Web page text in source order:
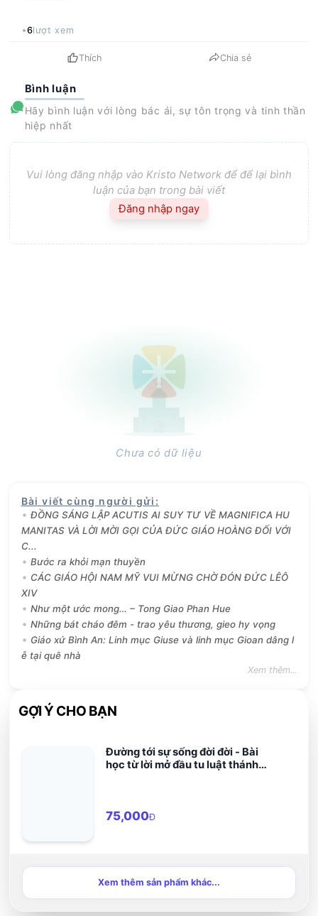
6lượt xem
Thích Chia sẻ
Bình luận
Hãy bình luận với lòng bác ái, sự tôn trọng và tinh thần
hiệp nhất
Vui lòng đăng nhập vào Kristo Network để để lại bình
luận của bạn trong bài viết
Đăng nhập ngay
Chưa có dữ liệu
Bài viết cùng người gửi :
ĐỒNG SÁNG LẬP ACUTIS AI SUY TƯ VỀ MAGNIFICA HU
MANITAS VÀ LỜI MỜI GỌI CỦA ĐỨC GIÁO HOÀNG ĐỐI VỚI
C...
Bước ra khỏi mạn thuyền
CÁC GIÁO HỘI NAM MỸ VUI MỪNG CHỜ ĐÓN ĐỨC LÊÔ
XIV
Như một ước mong… – Tong Giao Phan Hue
Những bát cháo đêm - trao yêu thương, gieo hy vọng
Giáo xứ Bình An: Linh mục Giuse và linh mục Gioan dâng l
ễ tại quê nhà
Xem thêm...
GỢI Ý CHO BẠN
Đường tới sự sống đời đời - Bài
học từ lời mở đầu tu luật thánh
75,000Đ
Xem thêm sản phẩm khác...